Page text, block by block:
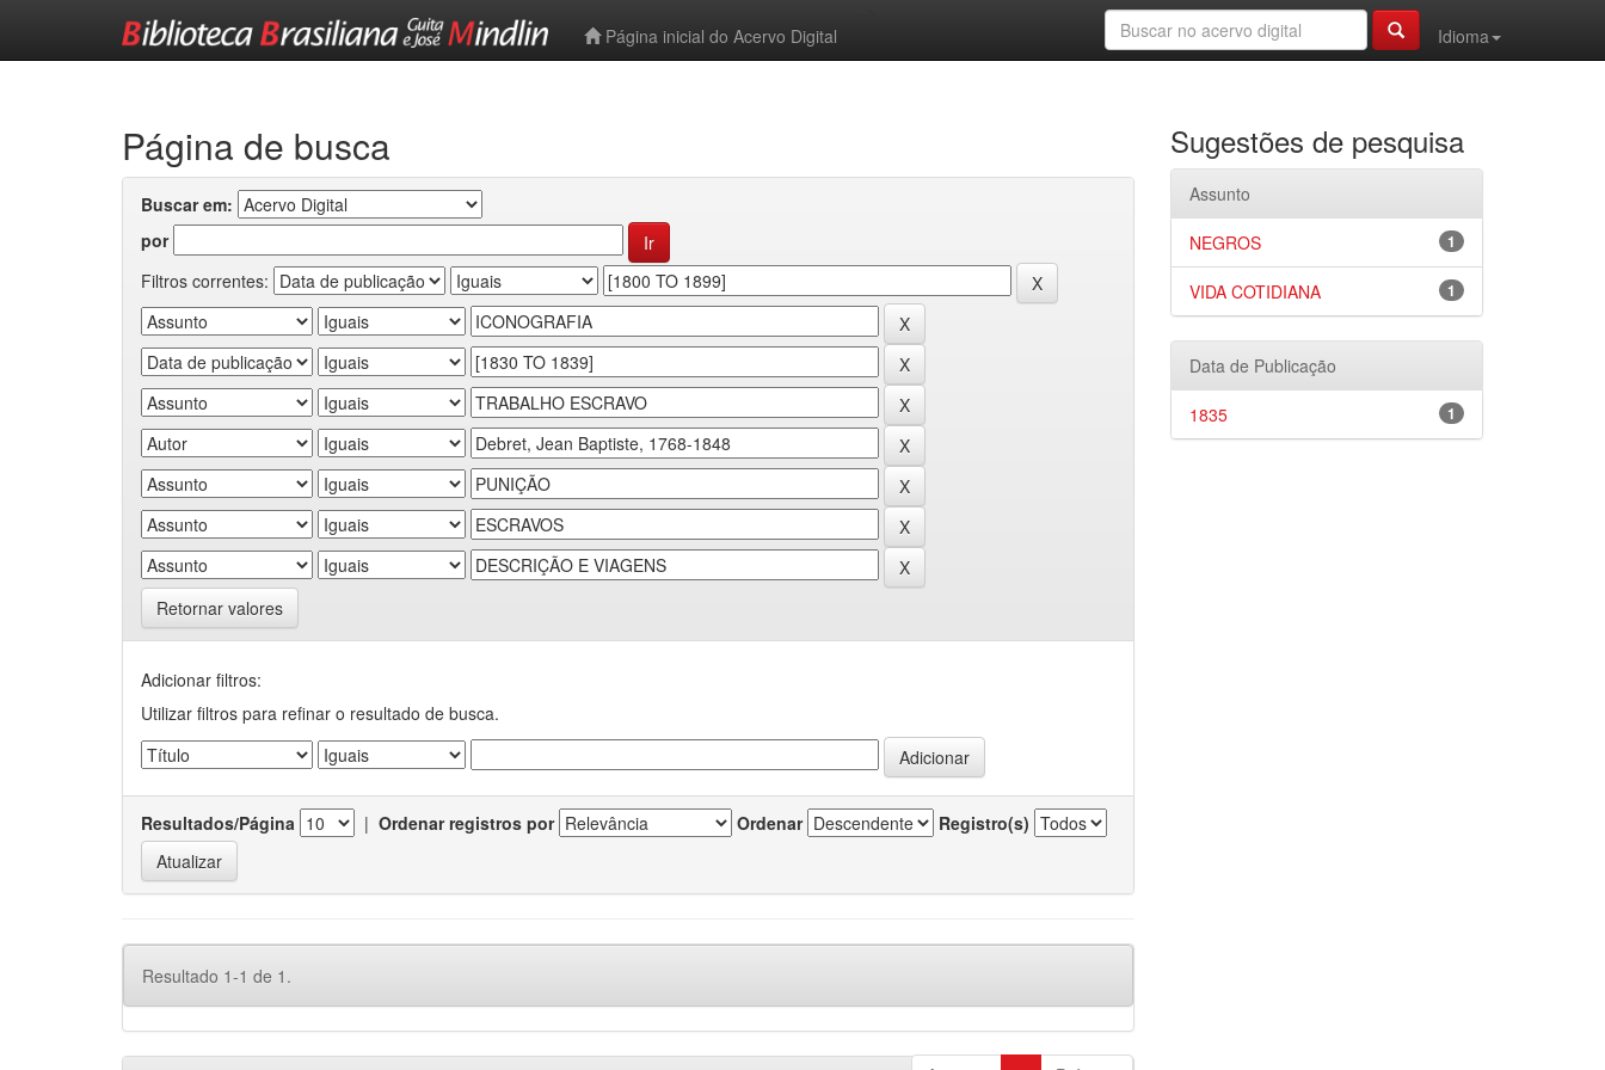
Página inicial do Acervo Digital
Idioma
Página de busca
Buscar em:
por
Filtros correntes:
Retornar valores
Adicionar filtros:
Utilizar filtros para refinar o resultado de busca.
Resultados/Página | Ordenar registros por Ordenar Registro(s)
Resultado 1-1 de 1.
Sugestões de pesquisa
Assunto
1
NEGROS
1
VIDA COTIDIANA
Data de Publicação
1
1835